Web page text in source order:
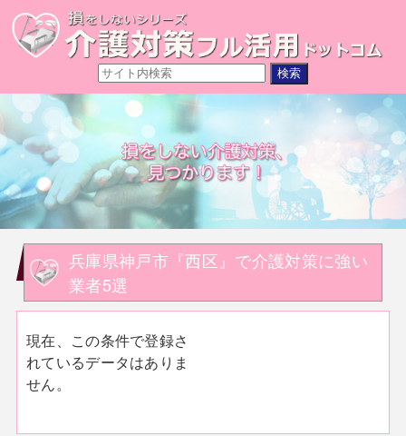
兵庫県神戸市『西区』で介護対策に強い
業者5選
現在、この条件で登録さ
れているデータはありま
せん。